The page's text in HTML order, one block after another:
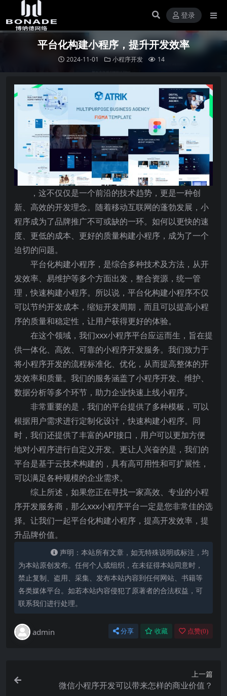
登录
平台化构建小程序，提升开发效率
2024-11-01 小程序开发 14
，这不仅仅是一个前沿的技术趋势，更是一种创
新、高效的开发理念。随着移动互联网的蓬勃发展，小
程序成为了品牌推广不可或缺的一环。如何以更快的速
度、更低的成本、更好的质量构建小程序，成为了一个
迫切的问题。
平台化构建小程序，是综合多种技术及方法，从开
发效率、易维护等多个方面出发，整合资源，统一管
理，快速构建小程序。所以说，平台化构建小程序不仅
可以节约开发成本，缩短开发周期，而且可以提高小程
序的质量和稳定性，让用户获得更好的体验。
在这个领域，我们xxx小程序平台应运而生，旨在提
供一体化、高效、可靠的小程序开发服务。我们致力于
将小程序开发的流程标准化、优化，从而提高整体的开
发效率和质量。我们的服务涵盖了小程序开发、维护、
数据分析等多个环节，助力企业快速上线小程序。
非常重要的是，我们的平台提供了多种模板，可以
根据用户需求进行定制化设计，快速构建小程序。同
时，我们还提供了丰富的API接口，用户可以更加方便
地对小程序进行自定义开发。更让人兴奋的是，我们的
平台是基于云技术构建的，具有高可用性和可扩展性，
可以满足各种规模的企业需求。
综上所述，如果您正在寻找一家高效、专业的小程
序开发服务商，那么xxx小程序平台一定是您非常佳的选
择。让我们一起平台化构建小程序，提高开发效率，提
升品牌价值。
声明：本站所有文章，如无特殊说明或标注，均
为本站原创发布。任何个人或组织，在未征得本站同意时，
禁止复制、盗用、采集、发布本站内容到任何网站、书籍等
各类媒体平台。如若本站内容侵犯了原著者的合法权益，可
联系我们进行处理。
admin 分享 收藏 点赞(0)
上一篇
微信小程序开发可以带来怎样的商业价值？